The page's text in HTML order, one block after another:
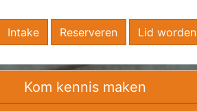
Intake Reserveren Lid worden
Kom kennis maken